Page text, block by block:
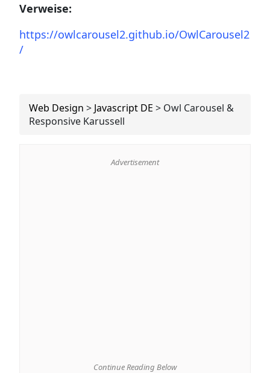
Verweise:
https://owlcarousel2.github.io/OwlCarousel2
/
Web Design > Javascript DE > Owl Carousel &
Responsive Karussell
Advertisement
Continue Reading Below